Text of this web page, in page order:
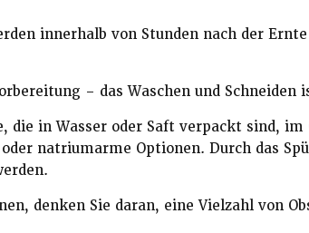
innerhalb von Stunden nach der
– das Waschen und Schneiden
die in Wasser oder Saft verpackt sind,
natriumarme Optionen. Durch das
denken Sie daran, eine Vielzahl von